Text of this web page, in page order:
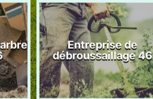
Entreprise de
débroussaillage 46